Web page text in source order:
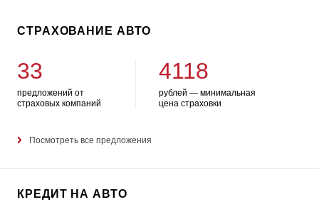
СТРАХОВАНИЕ АВТО
33
предложений от
страховых компаний
4118
рублей — минимальная
цена страховки
Посмотреть все предложения
КРЕДИТ НА АВТО